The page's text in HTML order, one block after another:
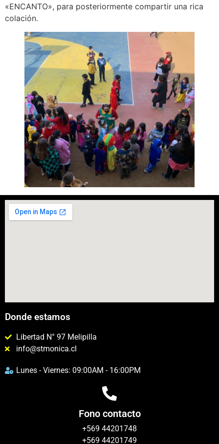
«ENCANTO», para posteriormente compartir una rica
colación.
Donde estamos
Libertad N° 97 Melipilla
info@stmonica.cl
Lunes - Viernes: 09:00AM - 16:00PM
Fono contacto
+569 44201748
+569 44201749